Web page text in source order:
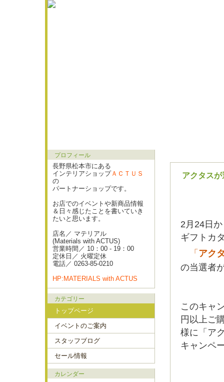
アクタス
2月24日
ギフトカ
「 アク
の当選者
このキャ
円以上ご
様に「ア
キャンペ
プロフィール
長野県松本市にある
インテリアショップＡＣＴＵＳ
の
パートナーショップです。
お店でのイベントや新商品情報
＆日々感じたことを書いていき
たいと思います。
店名／ マテリアル
(Materials with ACTUS)
営業時間／ 10：00 - 19：00
定休日／ 火曜定休
電話／ 0263-85-0210
HP:MATERIALS with ACTUS
カテゴリー
トップページ
イベントのご案内
スタッフブログ
セール情報
カレンダー